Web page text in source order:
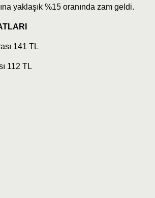
yaklaşık %15 oranında zam geldi.
141 TL
112 TL